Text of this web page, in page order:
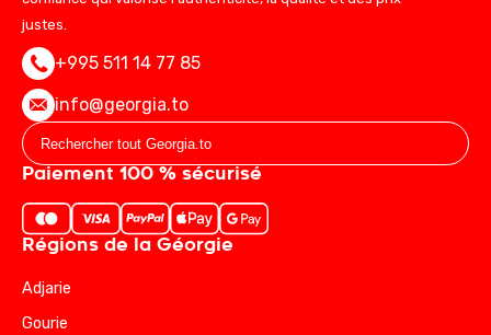
justes.
+995 511 14 77 85
info@georgia.to
Paiement 100 % sécurisé
Régions de la Géorgie
Adjarie
Gourie